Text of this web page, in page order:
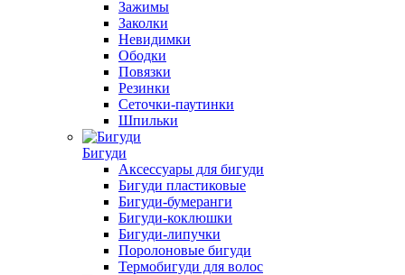
Зажимы
Заколки
Невидимки
Ободки
Повязки
Резинки
Сеточки-паутинки
Шпильки
Бигуди
Аксессуары для бигуди
Бигуди пластиковые
Бигуди-бумеранги
Бигуди-коклюшки
Бигуди-липучки
Поролоновые бигуди
Термобигуди для волос